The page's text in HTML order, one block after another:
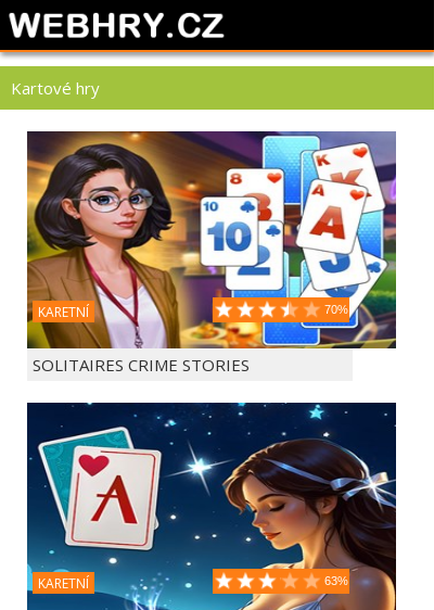
Kartové hry
KARETNÍ 70%
SOLITAIRES CRIME STORIES
KARETNÍ 63%